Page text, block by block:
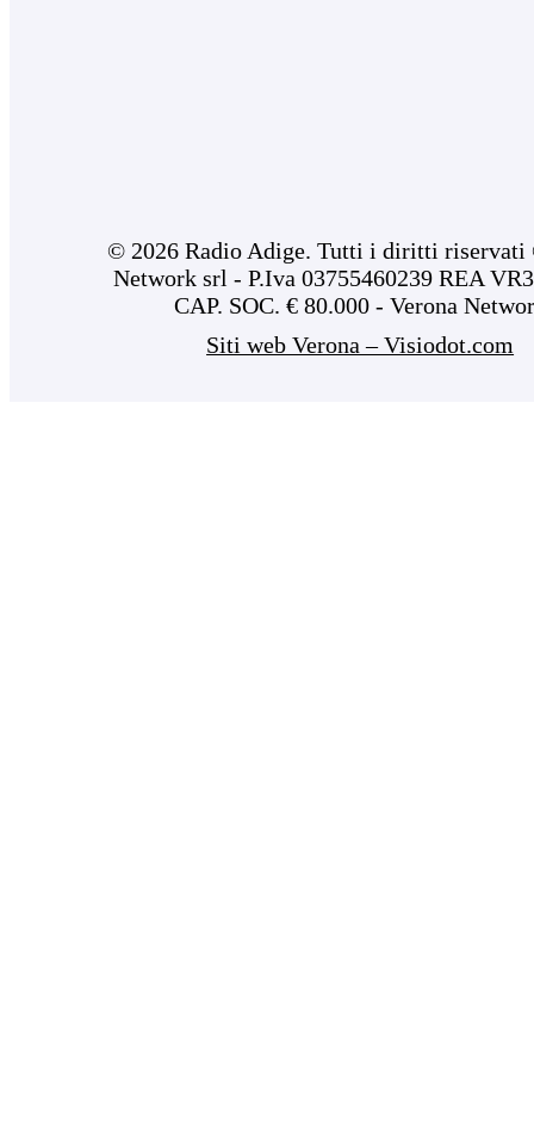
© 2026 Radio Adige. Tutti i diritti riservati
Network srl - P.Iva 03755460239 REA
CAP. SOC. € 80.000 - Verona
Siti web Verona – Visiodot.com